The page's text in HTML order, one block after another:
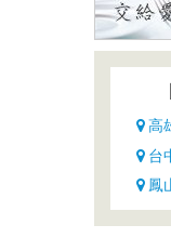
高
台
鳳